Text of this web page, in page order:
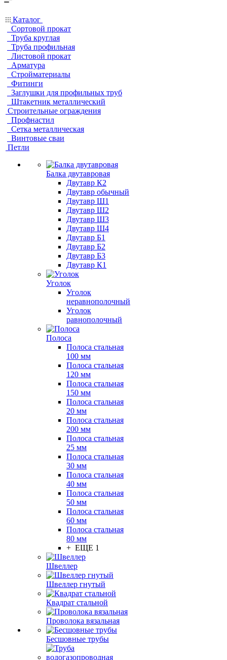
Каталог
Сортовой прокат
Труба круглая
Труба профильная
Листовой прокат
Арматура
Стройматериалы
Фитинги
Заглушки для профильных труб
Штакетник металлический
Строительные ограждения
Профнастил
Сетка металлическая
Винтовые сваи
Петли
Балка двутавровая
Двутавр К2
Двутавр обычный
Двутавр Ш1
Двутавр Ш2
Двутавр Ш3
Двутавр Ш4
Двутавр Б1
Двутавр Б2
Двутавр Б3
Двутавр К1
Уголок
Уголок
неравнополочный
Уголок
равнополочный
Полоса
Полоса стальная
100 мм
Полоса стальная
120 мм
Полоса стальная
150 мм
Полоса стальная
20 мм
Полоса стальная
200 мм
Полоса стальная
25 мм
Полоса стальная
30 мм
Полоса стальная
40 мм
Полоса стальная
50 мм
Полоса стальная
60 мм
Полоса стальная
80 мм
+ ЕЩЕ 1
Швеллер
Швеллер гнутый
Квадрат стальной
Проволока вязальная
Бесшовные трубы